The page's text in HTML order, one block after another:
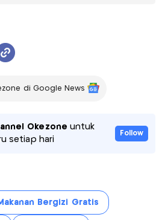
di Google News
Okezone untuk
setiap hari
Follow
Bergizi Gratis